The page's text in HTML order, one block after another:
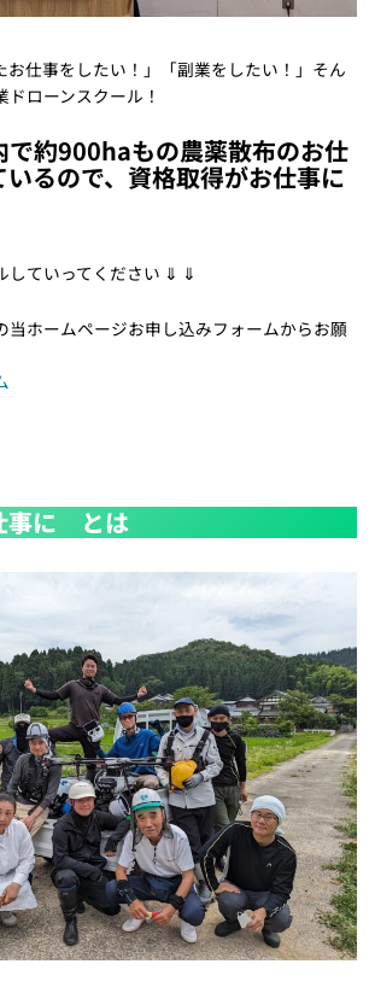
お仕事をしたい！」「副業をしたい！」そん
ローンスクール！
で約900haもの農薬散布のお仕
るので、資格取得がお仕事に
していってください ⇓ ⇓
当ホームページお申し込みフォームからお願
事に とは